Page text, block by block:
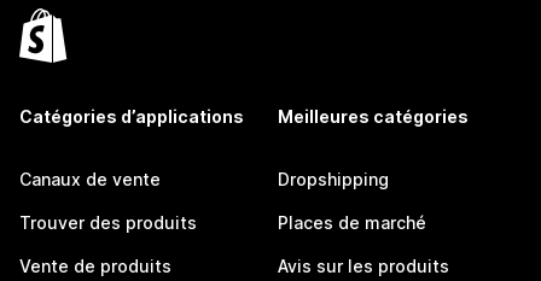
Catégories d’applications
Canaux de vente
Trouver des produits
Vente de produits
Meilleures catégories
Dropshipping
Places de marché
Avis sur les produits